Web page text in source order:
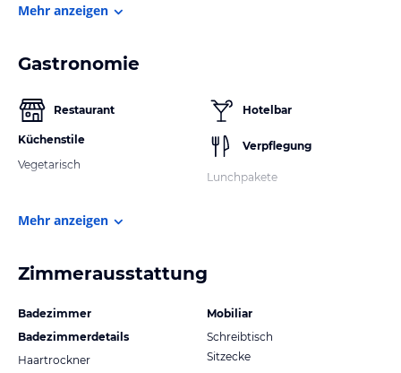
Mehr anzeigen
Gastronomie
Restaurant
Küchenstile
Vegetarisch
Hotelbar
Verpflegung
Lunchpakete
Mehr anzeigen
Zimmerausstattung
Badezimmer
Badezimmerdetails
Haartrockner
Mobiliar
Schreibtisch
Sitzecke